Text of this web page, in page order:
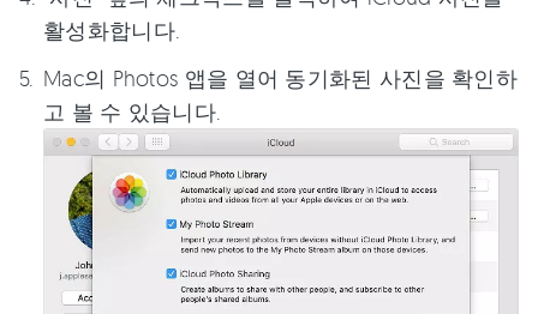
활성화합니다.
Mac의 Photos 앱을 열어 동기화된 사진을 확인하
고 볼 수 있습니다.